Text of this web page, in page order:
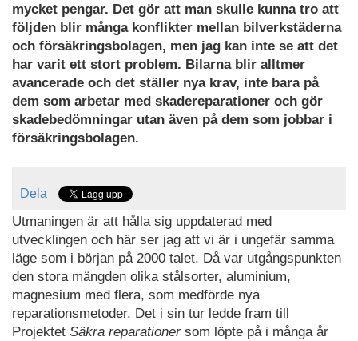
PDF
mycket pengar. Det gör att man skulle kunna tro att
följden blir många konflikter mellan bilverkstäderna
och försäkringsbolagen, men jag kan inte se att det
har varit ett stort problem. Bilarna blir alltmer
avancerade och det ställer nya krav, inte bara på
dem som arbetar med skadereparationer och gör
skadebedömningar utan även på dem som jobbar i
försäkringsbolagen.
Dela
Utmaningen är att hålla sig uppdaterad med
utvecklingen och här ser jag att vi är i ungefär samma
läge som i början på 2000 talet. Då var utgångspunkten
den stora mängden olika stålsorter, aluminium,
magnesium med flera, som medförde nya
reparationsmetoder. Det i sin tur ledde fram till
Projektet Säkra reparationersom löpte på i många år